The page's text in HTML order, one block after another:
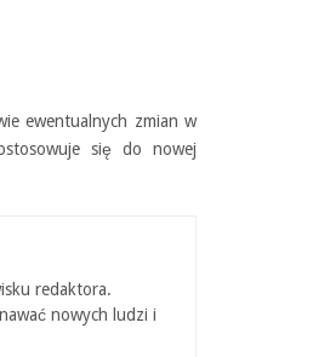
ewentualnych zmian w
się do nowej
redaktora.
nowych ludzi i